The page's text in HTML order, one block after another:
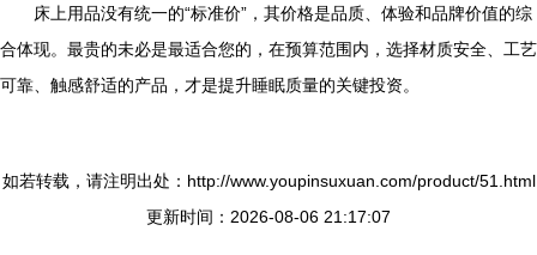
床上用品没有统一的“标准价”，其价格是品质、体验和品牌价值的综
合体现。最贵的未必是最适合您的，在预算范围内，选择材质安全、工艺
可靠、触感舒适的产品，才是提升睡眠质量的关键投资。
如若转载，请注明出处：http://www.youpinsuxuan.com/product/51.html
更新时间：2026-08-06 21:17:07